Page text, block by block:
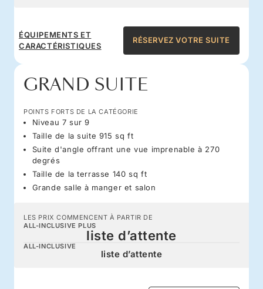
ÉQUIPEMENTS ET
CARACTÉRISTIQUES
RÉSERVEZ VOTRE SUITE
GRAND SUITE
POINTS FORTS DE LA CATÉGORIE
Niveau 7 sur 9
Taille de la suite 915 sq ft
Suite d'angle offrant une vue imprenable à 270
degrés
Taille de la terrasse 140 sq ft
Grande salle à manger et salon
LES PRIX COMMENCENT À PARTIR DE
ALL-INCLUSIVE PLUS
liste d’attente
ALL-INCLUSIVE
liste d’attente